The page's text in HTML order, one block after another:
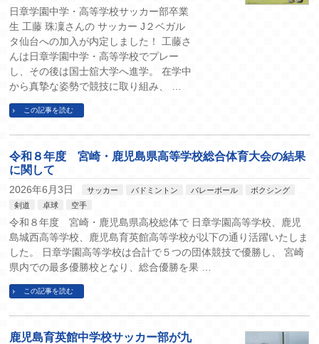
日章学園中学・高等学校サッカー部卒業
生 工藤 珠凜さんの サッカー J２ベガル
タ仙台への加入が内定しました！ 工藤さ
んは日章学園中学・高等学校でプレー
し、その後は国士舘大学へ進学。 在学中
から真摯な姿勢で競技に取り組み、 …
この記事を読む
令和８年度 宮崎・鹿児島県高等学校総合体育大会の結果
に関して
2026年6月3日 サッカー バドミントン バレーボール
ボクシング
剣道
卓球 空手
令和８年度 宮崎・鹿児島県高校総体で 日章学園高等学校、鹿児
島城西高等学校、鹿児島育英館高等学校が以下の通り活躍いたしま
した。 日章学園高等学校は合計で５つの団体競技で優勝し、 宮崎
県内での最多優勝校となり、総合優勝を果 …
この記事を読む
鹿児島育英館中学校サッカー部が九